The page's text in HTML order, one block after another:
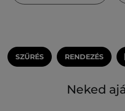
SZŰRÉS RENDEZÉS
Neked